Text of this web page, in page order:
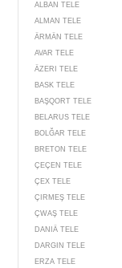
ALBAN TELE
ALMAN TELE
ÄRMÄN TELE
AVAR TELE
ÄZERI TELE
BASK TELE
BAŞQORT TELE
BELARUS TELE
BOLĞAR TELE
BRETON TELE
ÇEÇEN TELE
ÇEX TELE
ÇIRMEŞ TELE
ÇWAŞ TELE
DANIÄ TELE
DARGIN TELE
ERZA TELE